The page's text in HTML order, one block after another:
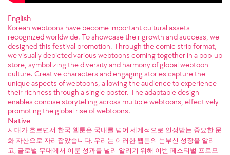
English
Korean webtoons have become important cultural assets
recognized worldwide. To showcase their growth and success, we
designed this festival promotion. Through the comic strip format,
we visually depicted various webtoons coming together in a pop-up
store, symbolizing the diversity and harmony of global webtoon
culture. Creative characters and engaging stories capture the
unique aspects of webtoons, allowing the audience to experience
their richness through a single poster. The adaptable design
enables concise storytelling across multiple webtoons, effectively
promoting the global rise of webtoons.
Native
시대가 흐르면서 한국 웹툰은 국내를 넘어 세계적으로 인정받는 중요한 문
화 자산으로 자리잡았습니다. 우리는 이러한 웹툰의 눈부신 성장을 알리
고, 글로벌 무대에서 이룬 성과를 널리 알리기 위해 이번 페스티벌 프로모